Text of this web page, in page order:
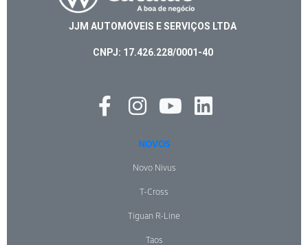
JJM AUTOMÓVEIS E SERVIÇOS LTDA
CNPJ: 17.426.228/0001-40
NOVOS
Novo Nivus
T-Cross
Tiguan R-Line
Taos